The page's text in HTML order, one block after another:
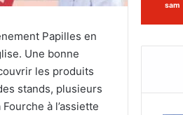
Papilles en
Une bonne
les produits
stands, plusieurs
à l’assiette
sam